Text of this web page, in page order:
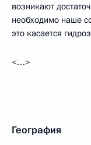
возникают
необходимо наше
это касается
<…>
География